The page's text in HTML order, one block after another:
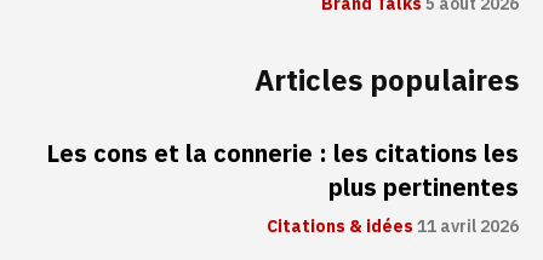
Articles populaires
Les cons et la connerie : les citations les
plus pertinentes
Citations & idées11 avril 2026